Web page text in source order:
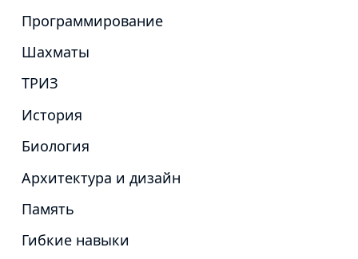
Программирование
Шахматы
ТРИЗ
История
Биология
Архитектура и дизайн
Память
Гибкие навыки